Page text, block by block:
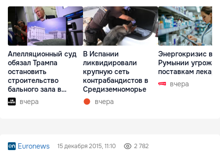
Апелляционный суд
обязал Трампа
остановить
строительство
бального зала в
Белом доме
вчера
В Испании
ликвидировали
крупную сеть
контрабандистов в
Средиземноморье
вчера
Энергокризис в
Румынии
поставкам
вчера
Euronews 15 декабря 2015, 11:10 2 782